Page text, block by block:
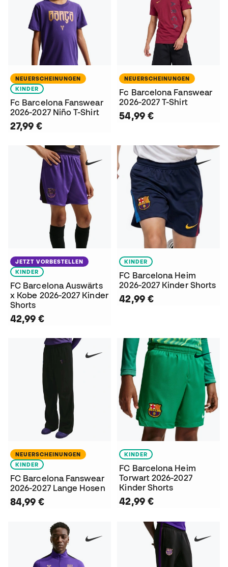
NEUERSCHEINUNGEN
KINDER
Fc Barcelona Fanswear
2026-2027 Niño T-Shirt
27,99 €
NEUERSCHEINUNGEN
Fc Barcelona Fanswear
2026-2027 T-Shirt
54,99 €
JETZT VORBESTELLEN
KINDER
FC Barcelona Auswärts
x Kobe 2026-2027 Kinder
Shorts
42,99 €
KINDER
FC Barcelona Heim
2026-2027 Kinder Shorts
42,99 €
NEUERSCHEINUNGEN
KINDER
FC Barcelona Fanswear
2026-2027 Lange Hosen
84,99 €
KINDER
FC Barcelona Heim
Torwart 2026-2027
Kinder Shorts
42,99 €